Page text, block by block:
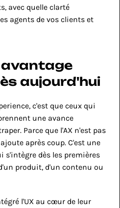
avec quelle clarté
agents de vos clients et
avantage
aujourd'hui
c'est que ceux qui
une avance
Parce que l'AX n'est pas
après coup. C'est une
s'intègre dès les premières
produit, d'un contenu ou
l'UX au cœur de leur